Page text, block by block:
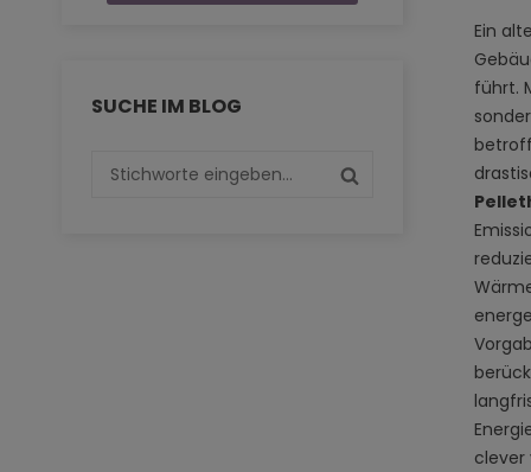
SUCHE IM BLOG
Ein
führt.
clever